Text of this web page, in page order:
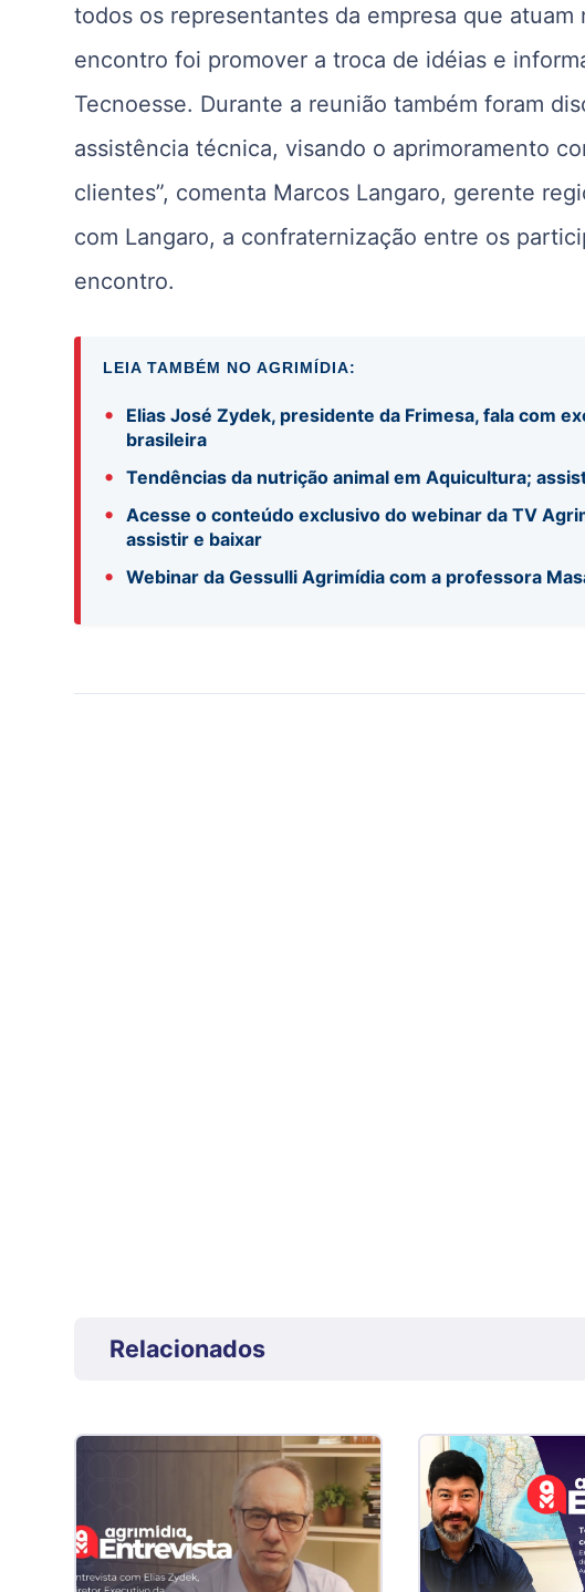
todos os representantes da empresa que
encontro foi promover a troca de idéias e
Tecnoesse. Durante a reunião também foram
assistência técnica, visando o aprimoramento
clientes”, comenta Marcos Langaro, gerente
com Langaro, a confraternização entre os
encontro.
LEIA TAMBÉM NO AGRIMÍDIA:
•
Elias José Zydek, presidente da Frimesa, fala com
brasileira
• Tendências da nutrição animal em Aquicultura;
•
Acesse o conteúdo exclusivo do webinar da TV
assistir e baixar
• Webinar da Gessulli Agrimídia com a professora
Relacionados